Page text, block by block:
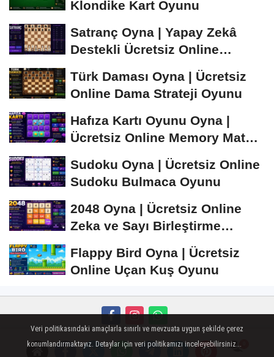
Klondike Kart Oyunu
Satranç Oyna | Yapay Zekâ
Destekli Ücretsiz Online
Türk Daması Oyna | Ücretsiz
Online Dama Strateji Oyunu
Hafıza Kartı Oyunu Oyna |
Ücretsiz Online Memory Match
Sudoku Oyna | Ücretsiz Online
Sudoku Bulmaca Oyunu
2048 Oyna | Ücretsiz Online
Zeka ve Sayı Birleştirme
Flappy Bird Oyna | Ücretsiz
Online Uçan Kuş Oyunu
Künye İletişim Çerez Politikası Gizlilik İlkeleri
Veri politikasındaki amaçlarla sınırlı ve mevzuata uygun şekilde çerez
konumlandırmaktayız. Detaylar için veri politikamızı inceleyebilirsiniz...